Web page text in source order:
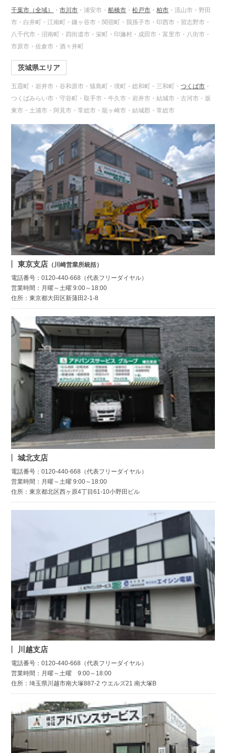
千葉市（全域） ・市川市 ・浦安市・船橋市 ・松戸市 ・柏市 ・流山市・野田
市・白井町・江南町・鎌ヶ谷市・関宿町・我孫子市・印西市・習志野市・
八千代市・沼南町・四街道市・栄町・印旛村・成田市・富里市・八街市・
市原市・佐倉市・酒々井町
茨城県エリア
五霞町・岩井市・谷和原市・猿島町・境町・総和町・三和町・つくば市 ・
つくばみらい市・守谷町・取手市・牛久市・岩井市・結城市・古河市・坂
東市・土浦市・阿見市・常総市・龍ヶ崎市・結城郡・常総市
東京支店 （川崎営業所統括）
電話番号：0120-440-668（代表フリーダイヤル）
営業時間：月曜～土曜 9:00～18:00
住所：東京都大田区新蒲田2-1-8
城北支店
電話番号：0120-440-668（代表フリーダイヤル）
営業時間：月曜～土曜 9:00～18:00
住所：東京都北区西ヶ原4丁目61-10小野田ビル
川越支店
電話番号：0120-440-668（代表フリーダイヤル）
営業時間：月曜～土曜 9:00～18:00
住所：埼玉県川越市南大塚887-2 ウエルズ21 南大塚B